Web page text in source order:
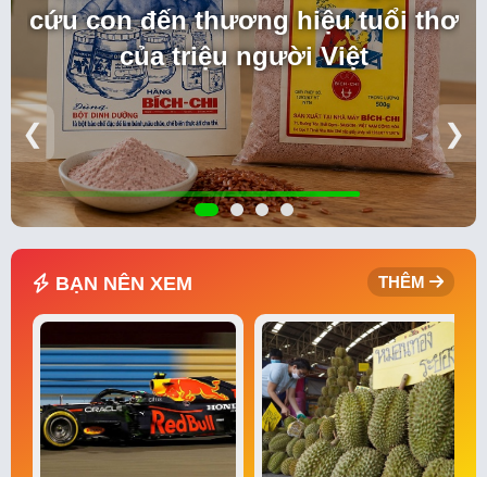
cứu con đến thương hiệu tuổi thơ
của triệu người Việt
❮ ❯
BẠN NÊN XEM THÊM